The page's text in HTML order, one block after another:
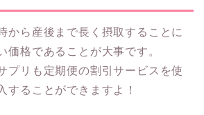
から産後まで長く摂取することに
価格であることが大事です。
プリも定期便の割引サービスを使
することができますよ！